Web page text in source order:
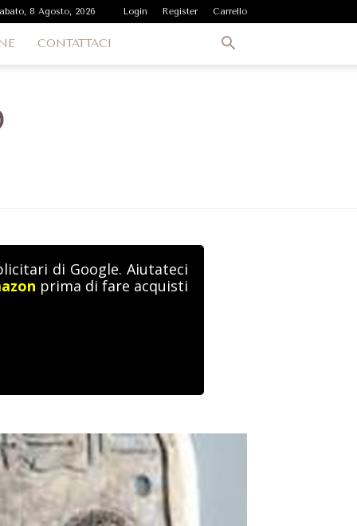
8 Agosto, 2026 Login Register Carrello
CONTATTACI
di Google. Aiutateci
prima di fare acquisti